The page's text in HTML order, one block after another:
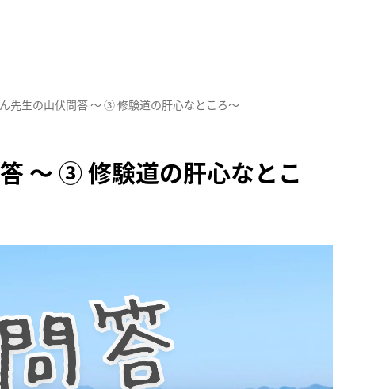
先生の山伏問答 〜 ③ 修験道の肝心なところ〜
〜 ③ 修験道の肝心なとこ